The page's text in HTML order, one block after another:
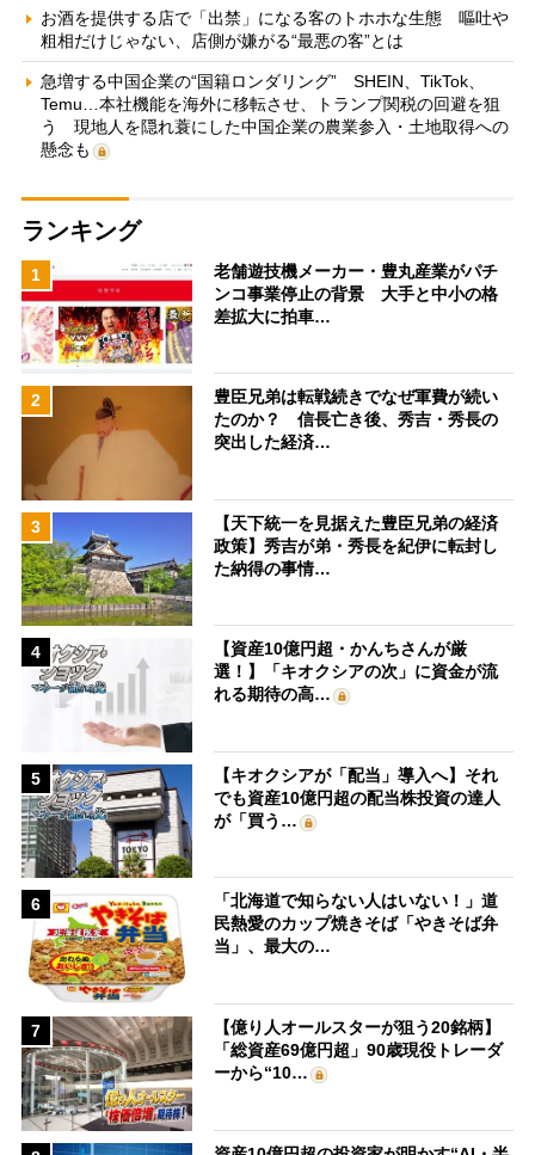
お酒を提供する店で「出禁」になる客のトホホな生態 嘔吐や
粗相だけじゃない、店側が嫌がる“最悪の客”とは
急増する中国企業の“国籍ロンダリング” SHEIN、TikTok、
Temu…本社機能を海外に移転させ、トランプ関税の回避を狙
う 現地人を隠れ蓑にした中国企業の農業参入・土地取得への
懸念も
ランキング
1
老舗遊技機メーカー・豊丸産業がパチ
ンコ事業停止の背景 大手と中小の格
差拡大に拍車…
2
豊臣兄弟は転戦続きでなぜ軍費が続い
たのか？ 信長亡き後、秀吉・秀長の
突出した経済…
3
【天下統一を見据えた豊臣兄弟の経済
政策】秀吉が弟・秀長を紀伊に転封し
た納得の事情…
4
【資産10億円超・かんちさんが厳
選！】「キオクシアの次」に資金が流
れる期待の高…
5
【キオクシアが「配当」導入へ】それ
でも資産10億円超の配当株投資の達人
が「買う…
6
「北海道で知らない人はいない！」道
民熱愛のカップ焼きそば「やきそば弁
当」、最大の…
7
【億り人オールスターが狙う20銘柄】
「総資産69億円超」90歳現役トレーダ
ーから“10…